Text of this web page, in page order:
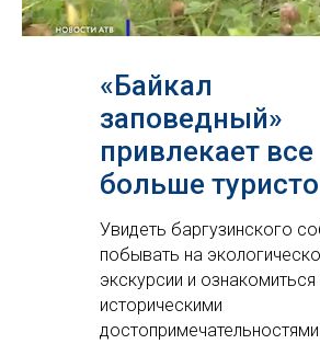
«Байкал
заповедный»
привлекает все
больше
Увидеть баргузинского
побывать на
экскурсии и ознакомиться
историческими